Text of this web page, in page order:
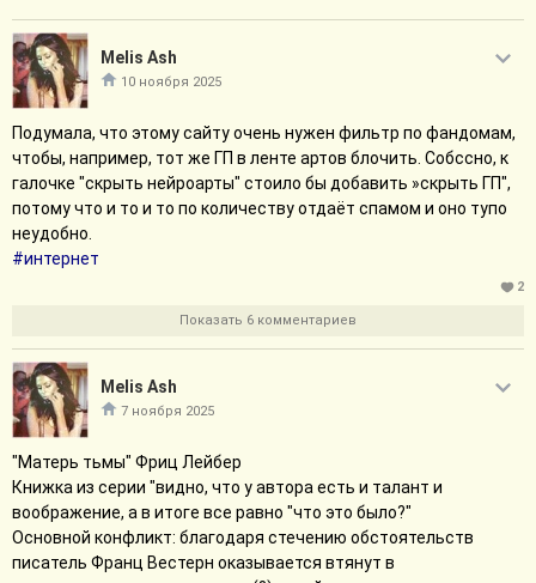
Melis Ash
10 ноября 2025
Подумала, что этому сайту очень нужен фильтр по фандомам,
чтобы, например, тот же ГП в ленте артов блочить. Собссно, к
галочке "скрыть нейроарты" стоило бы добавить »скрыть ГП",
потому что и то и то по количеству отдаёт спамом и оно тупо
неудобно.
#интернет
2
Показать 6 комментариев
Melis Ash
7 ноября 2025
"Матерь тьмы" Фриц Лейбер
Книжка из серии "видно, что у автора есть и талант и
воображение, а в итоге все равно "что это было?"
Основной конфликт: благодаря стечению обстоятельств
писатель Франц Вестерн оказывается втянут в